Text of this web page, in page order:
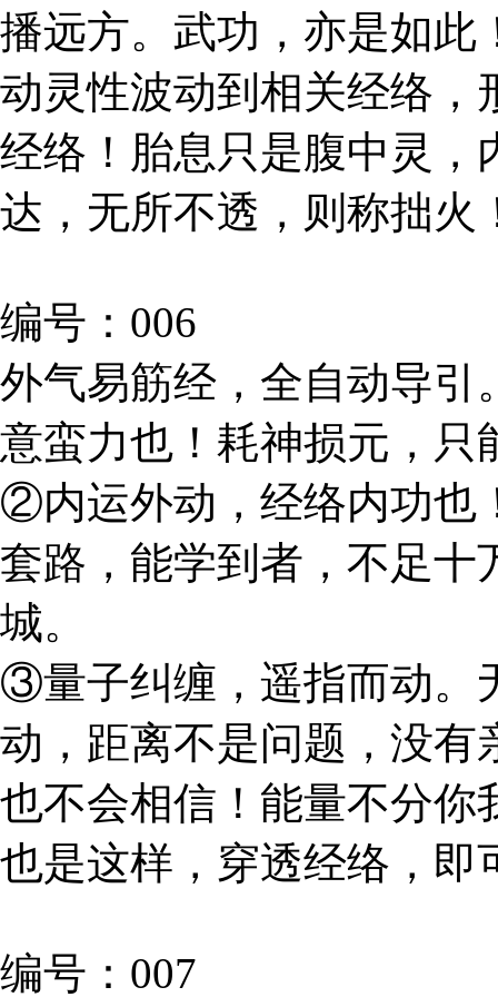
播远方。武功，亦是如此
动灵性波动到相关经络，
经络！胎息只是腹中灵，
达，无所不透，则称拙火
编号：006
外气易筋经，全自动导
意蛮力也！耗神损元，只
②内运外动，经络内功也
套路，能学到者，不足十
城。
③量子纠缠，遥指而动。
动，距离不是问题，没有
也不会相信！能量不分你
也是这样，穿透经络，即
编号：007